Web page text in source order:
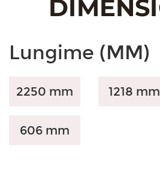
Lungime (MM)
2250 mm 1218 mm
606 mm